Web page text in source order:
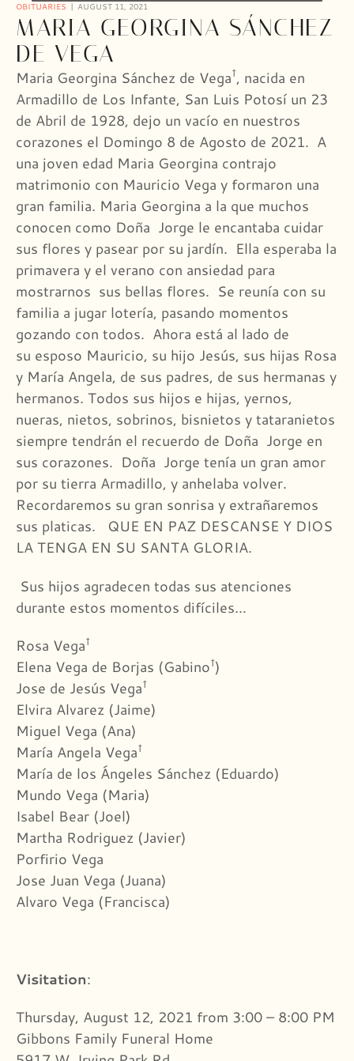
OBITUARIES AUGUST 11, 2021
MARIA GEORGINA SÁNCHEZ
DE VEGA
Maria Georgina Sánchez de Vega†, nacida en
Armadillo de Los Infante, San Luis Potosí un 23
de Abril de 1928, dejo un vacío en nuestros
corazones el Domingo 8 de Agosto de 2021. A
una joven edad Maria Georgina contrajo
matrimonio con Mauricio Vega y formaron una
gran familia. Maria Georgina a la que muchos
conocen como Doña Jorge le encantaba cuidar
sus flores y pasear por su jardín. Ella esperaba la
primavera y el verano con ansiedad para
mostrarnos sus bellas flores. Se reunía con su
familia a jugar lotería, pasando momentos
gozando con todos. Ahora está al lado de
su esposo Mauricio, su hijo Jesús, sus hijas Rosa
y María Angela, de sus padres, de sus hermanas y
hermanos. Todos sus hijos e hijas, yernos,
nueras, nietos, sobrinos, bisnietos y tataranietos
siempre tendrán el recuerdo de Doña Jorge en
sus corazones. Doña Jorge tenía un gran amor
por su tierra Armadillo, y anhelaba volver.
Recordaremos su gran sonrisa y extrañaremos
sus platicas. QUE EN PAZ DESCANSE Y DIOS
LA TENGA EN SU SANTA GLORIA.
Sus hijos agradecen todas sus atenciones
durante estos momentos difíciles…
Rosa Vega†
Elena Vega de Borjas (Gabino†)
Jose de Jesús Vega†
Elvira Alvarez (Jaime)
Miguel Vega (Ana)
María Angela Vega†
María de los Ángeles Sánchez (Eduardo)
Mundo Vega (Maria)
Isabel Bear (Joel)
Martha Rodriguez (Javier)
Porfirio Vega
Jose Juan Vega (Juana)
Alvaro Vega (Francisca)
Visitation:
Thursday, August 12, 2021 from 3:00 – 8:00 PM
Gibbons Family Funeral Home